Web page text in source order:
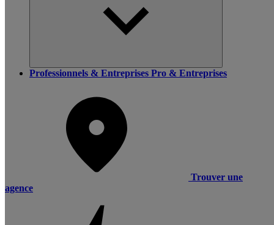
Professionnels & Entreprises Pro & Entreprises
Trouver une
agence